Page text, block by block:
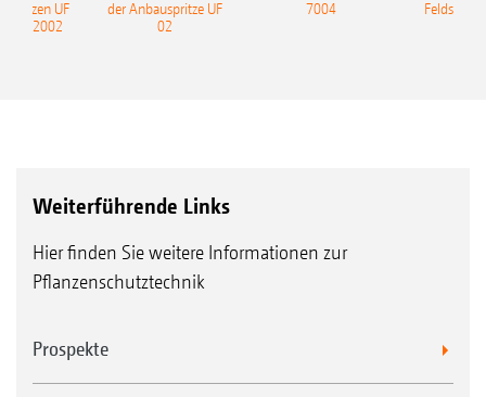
UF
UF 2002
der Anbauspritze UF
02
7004
Weiterführende Links
Hier finden Sie weitere Informationen zur
Pflanzenschutztechnik
Prospekte